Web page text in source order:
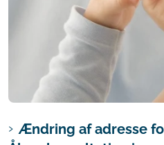
Ændring af adresse